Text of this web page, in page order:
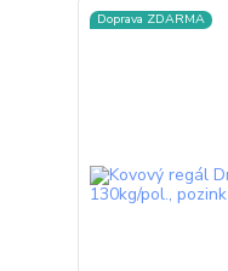
Doprava ZDARMA